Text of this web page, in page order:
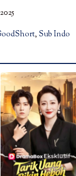
, Sub Indo